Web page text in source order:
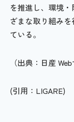
を推進し、環境
ざまな取り組み
ている。
（出典：日産
(引用：LIGARE)